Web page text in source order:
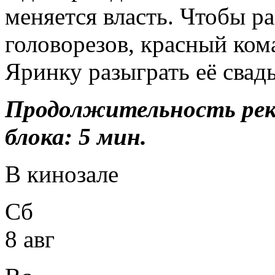
меняется власть. Чтобы
головорезов, красный
Яринку разыграть её
Продолжительность
блока: 5 мин.
В кинозале
Сб
8 авг